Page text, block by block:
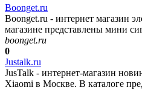
Boonget.ru
Boonget.ru - интернет магазин
магазине представлены мини
boonget.ru
0
Justalk.ru
JusTalk - интернет-магазин
Xiaomi в Москве. В каталоге